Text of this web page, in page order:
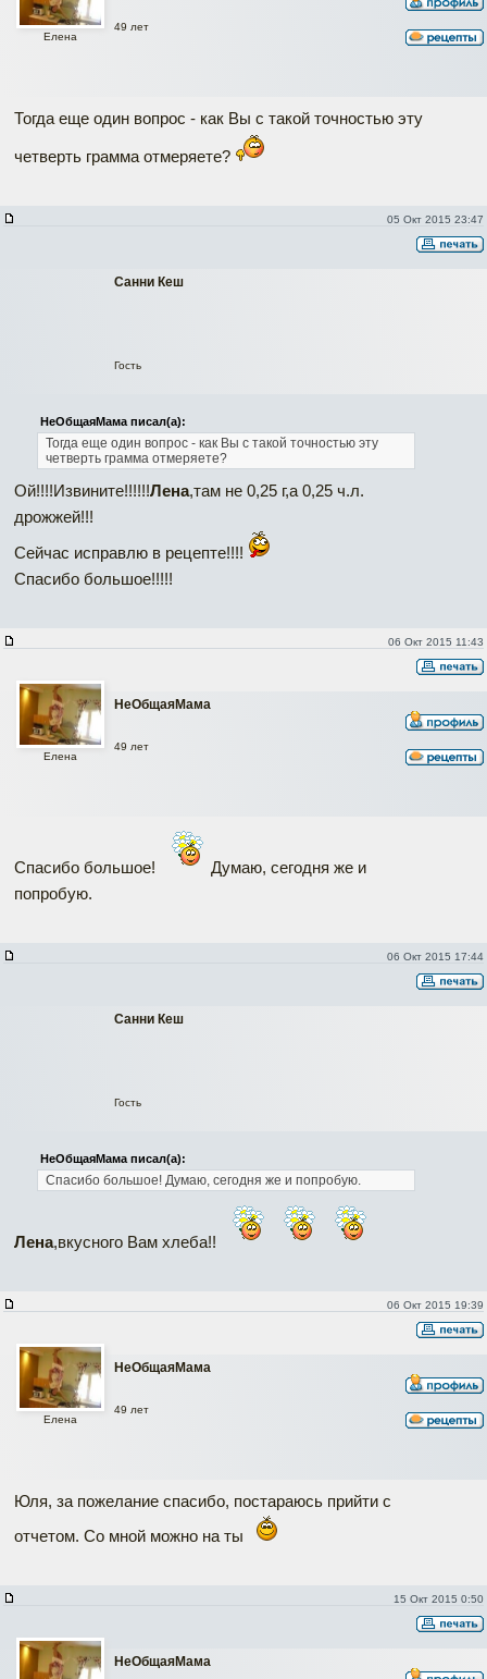
Елена
49 лет
Тогда еще один вопрос - как Вы с такой точностью эту
четверть грамма отмеряете?
05 Окт 2015 23:47
Санни Кеш
Гость
НеОбщаяМама писал(а):
Тогда еще один вопрос - как Вы с такой точностью эту
четверть грамма отмеряете?
Ой!!!!Извините!!!!!!Лена,там не 0,25 г,а 0,25 ч.л.
дрожжей!!!
Сейчас исправлю в рецепте!!!!
Спасибо большое!!!!!
06 Окт 2015 11:43
НеОбщаяМама
Елена
49 лет
Спасибо большое!
Думаю, сегодня же и
попробую.
06 Окт 2015 17:44
Санни Кеш
Гость
НеОбщаяМама писал(а):
Спасибо большое! Думаю, сегодня же и попробую.
Лена,вкусного Вам хлеба!!
06 Окт 2015 19:39
НеОбщаяМама
Елена
49 лет
Юля, за пожелание спасибо, постараюсь прийти с
отчетом. Со мной можно на ты
15 Окт 2015 0:50
НеОбщаяМама